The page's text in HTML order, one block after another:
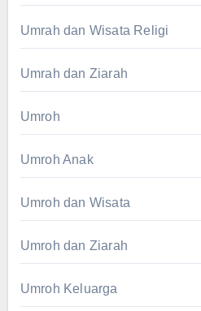
Umrah dan Wisata Religi
Umrah dan Ziarah
Umroh
Umroh Anak
Umroh dan Wisata
Umroh dan Ziarah
Umroh Keluarga